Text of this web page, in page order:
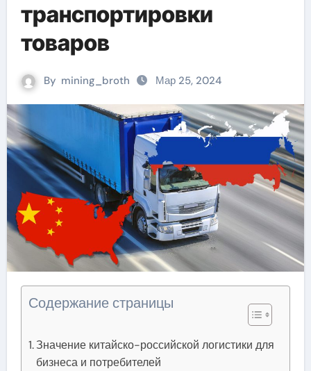
транспортировки
товаров
By mining_broth Мар 25, 2024
Содержание страницы
Значение китайско-российской логистики для
бизнеса и потребителей